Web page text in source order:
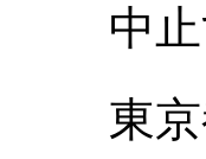
中
東